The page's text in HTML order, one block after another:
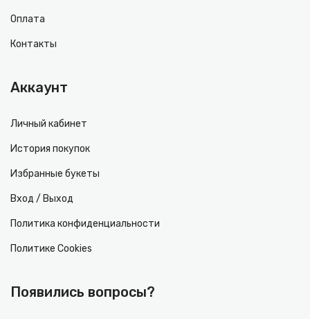
Оплата
Контакты
Аккаунт
Личный кабинет
История покупок
Избранные букеты
Вход / Выход
Политика конфиденциальности
Политике Cookies
Появились вопросы?